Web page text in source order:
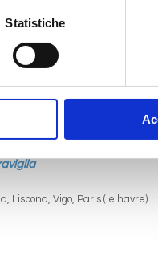
Statistiche Genova,
Lisbona, Vigo, Paris (le havre)